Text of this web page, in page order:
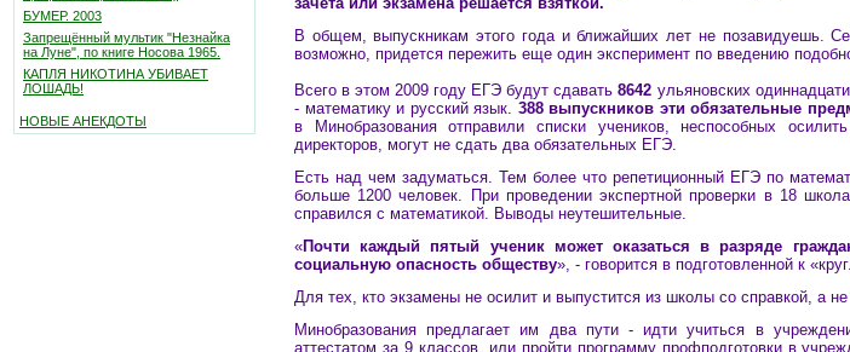
БУМЕР. 2003
Запрещённый мультик "Незнайка
на Луне", по книге Носова 1965.
КАПЛЯ НИКОТИНА УБИВАЕТ
ЛОШАДЬ!
НОВЫЕ АНЕКДОТЫ
В общем, выпускникам этого года и ближайших лет не позавидуешь.
возможно, придется пережить еще один эксперимент по введению
Всего в этом 2009 году ЕГЭ будут сдавать8642 ульяновских
- математику и русский язык. 388 выпускников эти обязательные
в Минобразования отправили списки учеников, неспособных
директоров, могут не сдать два обязательных ЕГЭ.
Есть над чем задуматься. Тем более что репетиционный ЕГЭ по
больше 1200 человек. При проведении экспертной проверки в 18
справился с математикой. Выводы неутешительные.
«Почти каждый пятый ученик может оказаться в разряде
социальную опасность обществу», - говорится в подготовленной к
Для тех, кто экзамены не осилит и выпустится из школы со справкой, а
Минобразования предлагает им два пути - идти учиться в
аттестатом за 9 классов, или пройти программу профподготовки в